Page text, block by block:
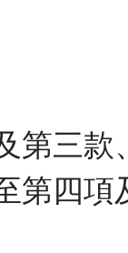
第三款
第四項